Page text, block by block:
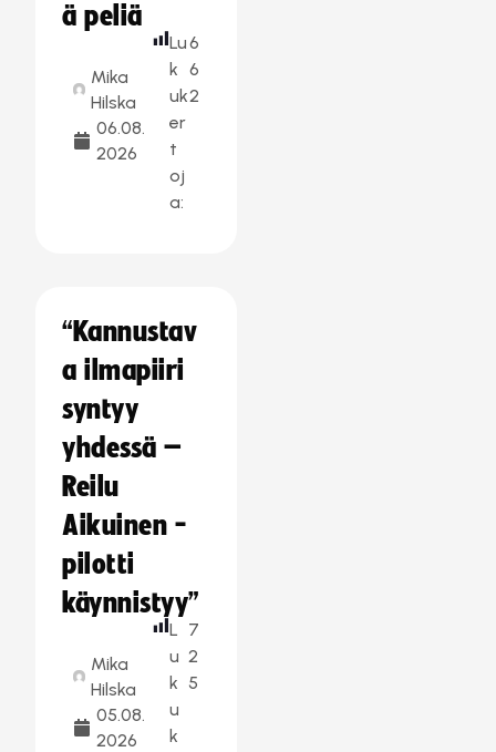
ä peliä
Mika
Hilska
06.08.
2026
Lu
k
uk
er
t
oj
a:
6
6
2
“Kannustav
a ilmapiiri
syntyy
yhdessä –
Reilu
Aikuinen -
pilotti
käynnistyy”
Mika
Hilska
05.08.
2026
L
u
k
u
k
7
2
5